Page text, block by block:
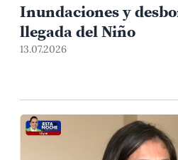
Inundaciones y
llegada del Niño
13.07.2026